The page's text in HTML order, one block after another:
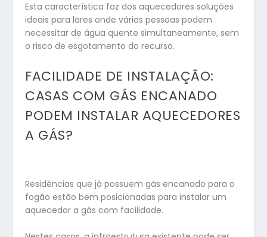
Esta característica faz dos aquecedores soluções
ideais para lares onde várias pessoas podem
necessitar de água quente simultaneamente, sem
o risco de esgotamento do recurso.
FACILIDADE DE INSTALAÇÃO:
CASAS COM GÁS ENCANADO
PODEM INSTALAR AQUECEDORES
A GÁS?
Residências que já possuem gás encanado para o
fogão estão bem posicionadas para instalar um
aquecedor a gás com facilidade.